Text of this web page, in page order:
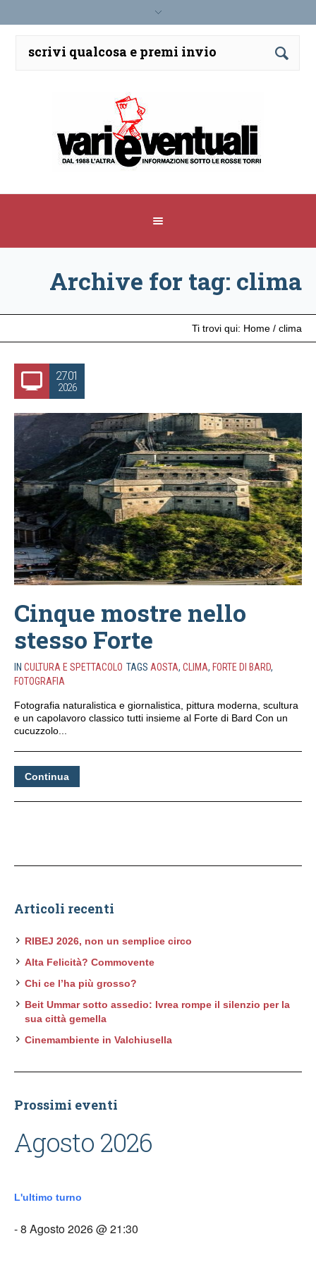
Archive for tag: clima
Ti trovi qui: Home / clima
27.01
2026
Cinque mostre nello
stesso Forte
IN CULTURA E SPETTACOLO TAGS AOSTA, CLIMA, FORTE DI BARD,
FOTOGRAFIA
Fotografia naturalistica e giornalistica, pittura moderna, scultura
e un capolavoro classico tutti insieme al Forte di Bard Con un
cucuzzolo...
Continua
Articoli recenti
RIBEJ 2026, non un semplice circo
Alta Felicità? Commovente
Chi ce l’ha più grosso?
Beit Ummar sotto assedio: Ivrea rompe il silenzio per la
sua città gemella
Cinemambiente in Valchiusella
Prossimi eventi
Agosto 2026
L'ultimo turno
- 8 Agosto 2026 @ 21:30